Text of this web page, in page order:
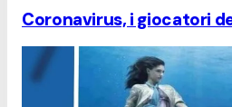
Coronavirus, i giocatori